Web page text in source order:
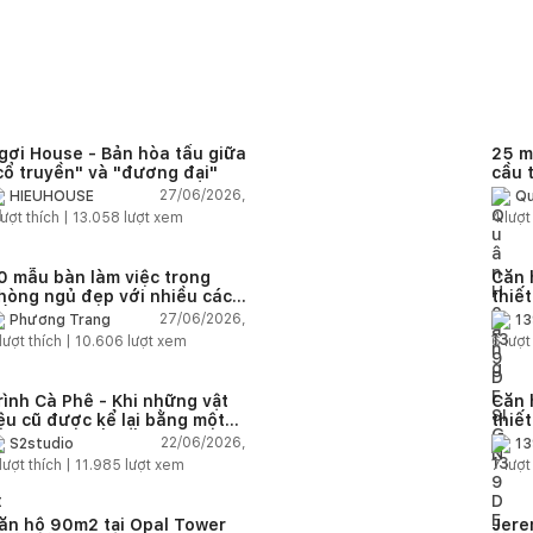
House - Bản hòa tấu giữa
truyền" và "đương đại"
HIEUHOUSE
27/06/2026,
thích | 13.058 lượt xem
25
cầu
diện
quên
4lượt
mẫu bàn làm việc trong
ngủ đẹp với nhiều cách
trí thông minh cho mọi diện
Phương Trang
27/06/2026,
lượt thích | 10.606 lượt xem
Căn
thiết
6lượt
Cà Phê - Khi những vật
cũ được kể lại bằng một
ngữ thiết kế mới
S2studio
22/06/2026,
lượt thích | 11.985 lượt xem
Căn
thiết
áp
7lượt
hộ 90m2 tại Opal Tower